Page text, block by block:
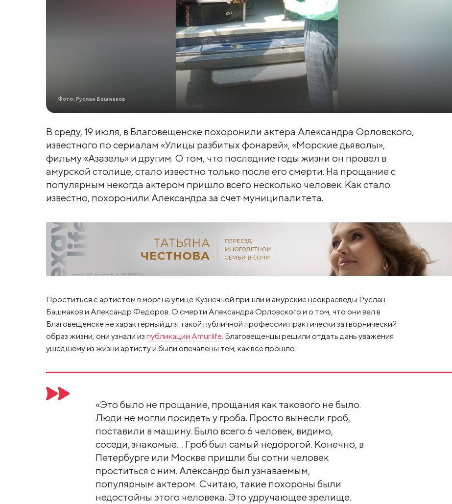
Фото: Руслан Башмаков
В среду, 19 июля, в Благовещенске похоронили актера Александра Орловского,
известного по сериалам «Улицы разбитых фонарей», «Морские дьяволы»,
фильму «Азазель» и другим. О том, что последние годы жизни он провел в
амурской столице, стало известно только после его смерти. На прощание с
популярным некогда актером пришло всего несколько человек. Как стало
известно, похоронили Александра за счет муниципалитета.
Проститься с артистом в морг на улице Кузнечной пришли и амурские неокраеведы Руслан
Башмаков и Александр Федоров. О смерти Александра Орловского и о том, что они вел в
Благовещенске не характерный для такой публичной профессии практически затворнический
образ жизни, они узнали из публикации Amur.life. Благовещенцы решили отдать дань уважения
ушедшему из жизни артисту и были опечалены тем, как все прошло.
«Это было не прощание, прощания как такового не было.
Люди не могли посидеть у гроба. Просто вынесли гроб,
поставили в машину. Было всего 6 человек, видимо,
соседи, знакомые… Гроб был самый недорогой. Конечно, в
Петербурге или Москве пришли бы сотни человек
проститься с ним. Александр был узнаваемым,
популярным актером. Считаю, такие похороны были
недостойны этого человека. Это удручающее зрелище.